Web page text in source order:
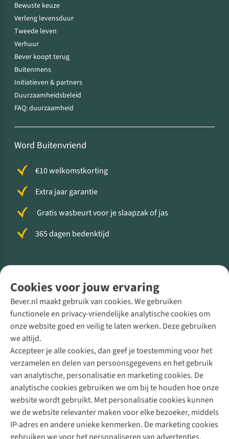
Cookies voor jouw ervaring
Bever.nl maakt gebruik van cookies. We gebruiken
functionele en privacy-vriendelijke analytische cookies om
onze website goed en veilig te laten werken. Deze gebruiken
we altijd.
Accepteer je alle cookies, dan geef je toestemming voor het
verzamelen en delen van persoonsgegevens en het gebruik
van analytische, personalisatie en marketing cookies. De
analytische cookies gebruiken we om bij te houden hoe onze
website wordt gebruikt. Met personalisatie cookies kunnen
we de website relevanter maken voor elke bezoeker, middels
IP-adres en andere unieke kenmerken. De marketing cookies
Bewuste keuze
Verleng levensduur
Tweede leven
Verhuur
Bever koopt terug
Buitenmens
Initiatieven & partners
Duurzaamheidsbeleid
FAQ: duurzaamheid
Word Buitenvriend
€10 welkomstkorting
Extra jaar garantie
Gratis wasbeurt voor je slaapzak of jas
365 dagen bedenktijd
Direct advies van een Buitenexpert
+31 (0)85 888 50 88
+31 6 12 28 49 80
Contactformulier